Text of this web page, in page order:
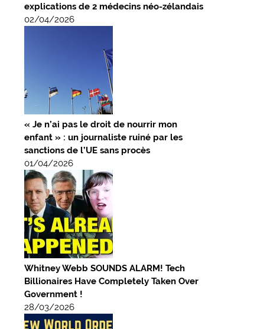
explications de 2 médecins néo-zélandais
02/04/2026
« Je n’ai pas le droit de nourrir mon
enfant » : un journaliste ruiné par les
sanctions de l’UE sans procès
01/04/2026
Whitney Webb SOUNDS ALARM! Tech
Billionaires Have Completely Taken Over
Government !
28/03/2026